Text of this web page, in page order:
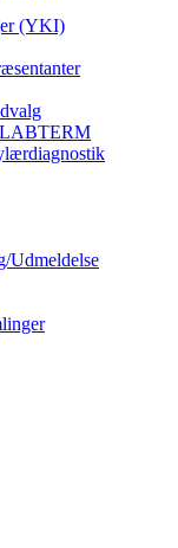
(YKI)
Udmeldelse